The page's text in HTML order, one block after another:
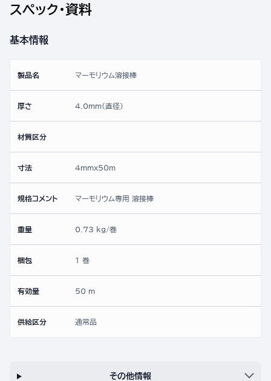
スペック・資料
基本情報
製品名 マーモリウム溶接棒
厚さ 4.0mm(直径)
材質区分
寸法 4mmx50ｍ
規格コメント マーモリウム専用 溶接棒
重量 0.73 kg/巻
梱包 1 巻
有効量 50 m
供給区分 通常品
その他情報